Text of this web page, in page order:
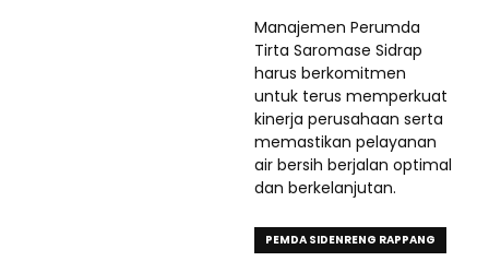
Manajemen Perumda
Tirta Saromase Sidrap
harus berkomitmen
untuk terus memperkuat
kinerja perusahaan serta
memastikan pelayanan
air bersih berjalan optimal
dan berkelanjutan.
PEMDA SIDENRENG RAPPANG